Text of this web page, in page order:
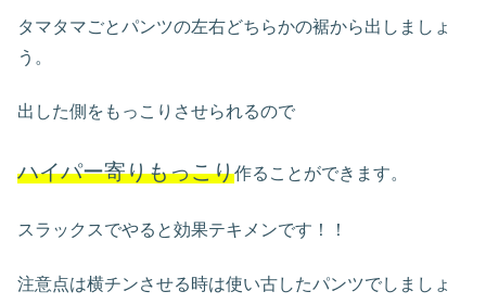
タマタマごとパンツの左右どちらかの裾から出しましょ
う。
出した側をもっこりさせられるので
ハイパー寄りもっこり作ることができます。
スラックスでやると効果テキメンです！！
注意点は横チンさせる時は使い古したパンツでしましょ